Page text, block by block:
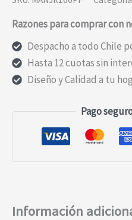
Razones para comprar con
Despacho a todo Chile
Hasta 12 cuotas sin
Diseño y Calidad a tu
Pago
Información